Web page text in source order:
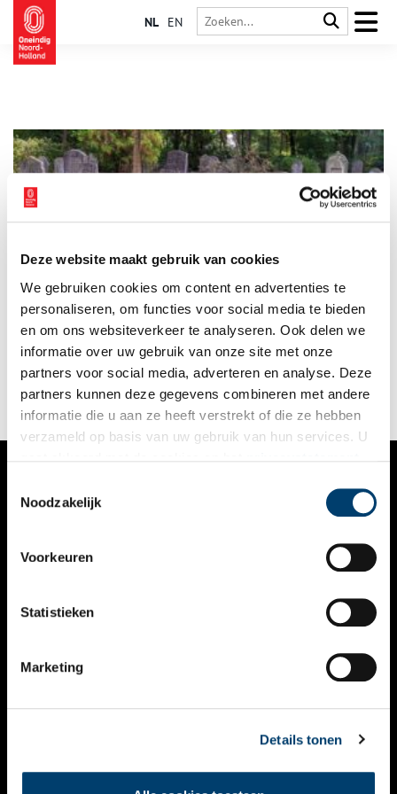
Deze website maakt gebruik van cookies
We gebruiken cookies om content en advertenties te
personaliseren, om functies voor social media te bieden
en om ons websiteverkeer te analyseren. Ook delen we
informatie over uw gebruik van onze site met onze
partners voor social media, adverteren en analyse. Deze
partners kunnen deze gegevens combineren met andere
informatie die u aan ze heeft verstrekt of die ze hebben
verzameld op basis van uw gebruik van hun services. U
Noodzakelijk
Voorkeuren
Statistieken
Marketing
Details tonen
NL EN
In de dood is iedereen gelijk. Op de Oude Begraafplaats van
Naarden liggen burgemeesters, muzikanten en erfgooiers dan
ook dwars door elkaar heen. De grafmonumenten lopen uiteen
van vorstelijke familiekapellen tot simpele houten bordjes.
Deze groene omgeving is niet alleen een laatste rustplaats,
maar ook een plek van stilte en inkeer voor de inwoners van
Naarden en Bussum.
VERHALEN
KALENDER
THEMA’S
VIDEO’S
CONTACT